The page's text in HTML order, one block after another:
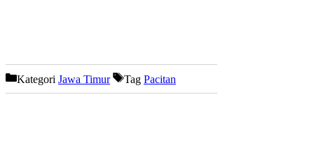
Kategori Jawa Timur Tag Pacitan